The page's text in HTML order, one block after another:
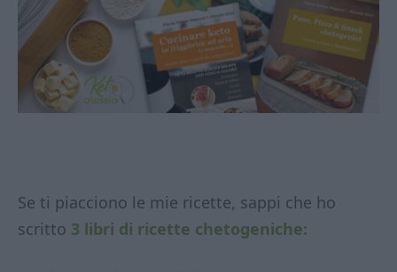
Se ti piacciono le mie ricette, sappi che ho
scritto 3 libri di ricette chetogeniche: